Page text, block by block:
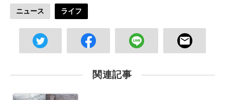
ニュース ライフ
関連記事